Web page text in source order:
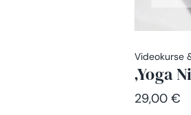
Videokurse
‚Yoga
29,00€